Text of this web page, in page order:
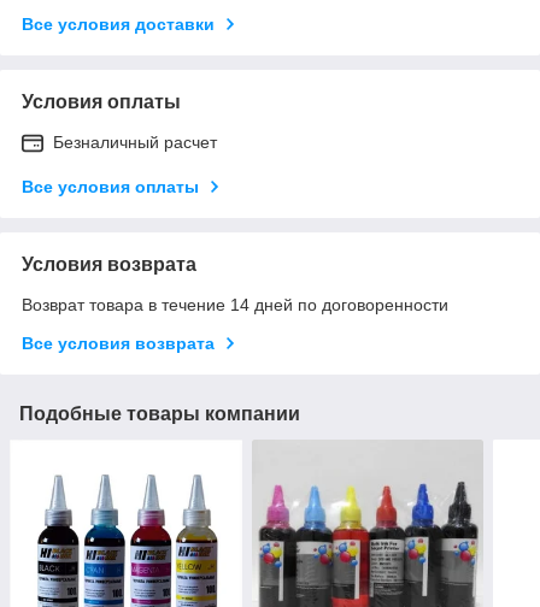
Все условия доставки
Условия оплаты
Безналичный расчет
Все условия оплаты
Условия возврата
Возврат товара в течение 14 дней по договоренности
Все условия возврата
Подобные товары компании